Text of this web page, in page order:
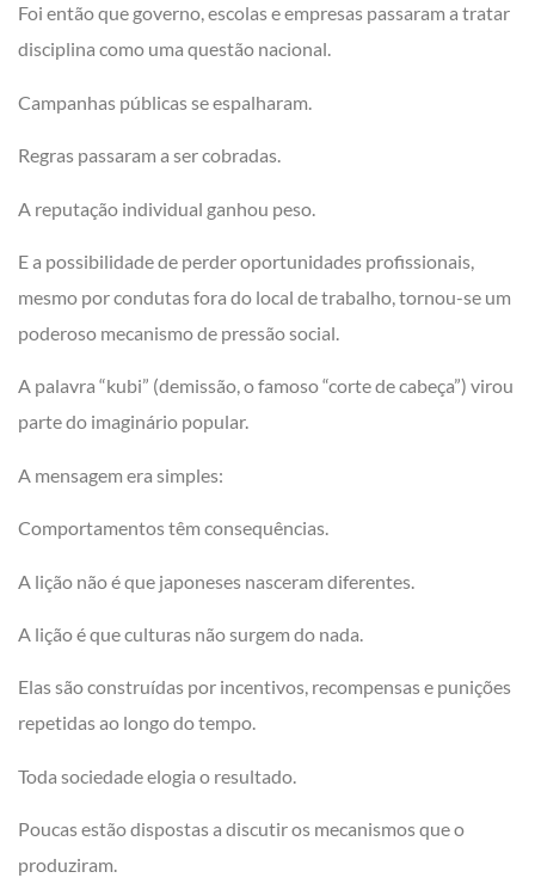
Foi então que governo, escolas e empresas passaram a tratar
disciplina como uma questão nacional.
Campanhas públicas se espalharam.
Regras passaram a ser cobradas.
A reputação individual ganhou peso.
E a possibilidade de perder oportunidades profissionais,
mesmo por condutas fora do local de trabalho, tornou-se um
poderoso mecanismo de pressão social.
A palavra “kubi” (demissão, o famoso “corte de cabeça”) virou
parte do imaginário popular.
A mensagem era simples:
Comportamentos têm consequências.
A lição não é que japoneses nasceram diferentes.
A lição é que culturas não surgem do nada.
Elas são construídas por incentivos, recompensas e punições
repetidas ao longo do tempo.
Toda sociedade elogia o resultado.
Poucas estão dispostas a discutir os mecanismos que o
produziram.